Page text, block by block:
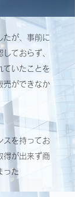
たが、事前に
ておらず、
ていたことを
売ができなか
スを持ってお
得が出来ず商
った